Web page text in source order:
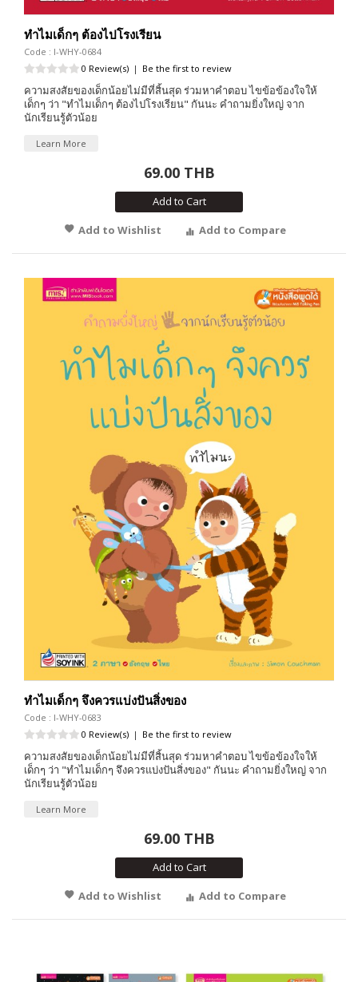
ทำไมเด็กๆ ต้องไปโรงเรียน
Code : I-WHY-0684
0 Review(s) | Be the first to review
ความสงสัยของเด็กน้อยไม่มีที่สิ้นสุด ร่วมหาคำตอบ ไขข้อข้องใจให้
เด็กๆ ว่า "ทำไมเด็กๆ ต้องไปโรงเรียน" กันนะ คำถามยิ่งใหญ่ จาก
นักเรียนรู้ตัวน้อย
Learn More
69.00 THB
Add to Cart
Add to Wishlist
Add to Compare
ทำไมเด็กๆ จึงควรแบ่งปันสิ่งของ
Code : I-WHY-0683
0 Review(s) | Be the first to review
ความสงสัยของเด็กน้อยไม่มีที่สิ้นสุด ร่วมหาคำตอบ ไขข้อข้องใจให้
เด็กๆ ว่า "ทำไมเด็กๆ จึงควรแบ่งปันสิ่งของ" กันนะ คำถามยิ่งใหญ่ จาก
นักเรียนรู้ตัวน้อย
Learn More
69.00 THB
Add to Cart
Add to Wishlist
Add to Compare